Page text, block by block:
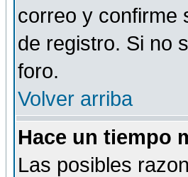
correo y confirme
de registro. Si no
foro.
Volver arriba
Hace un tiempo
Las posibles